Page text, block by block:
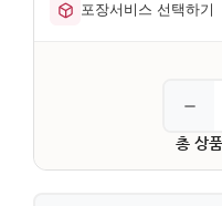
포장서비스 선택하기
총 상